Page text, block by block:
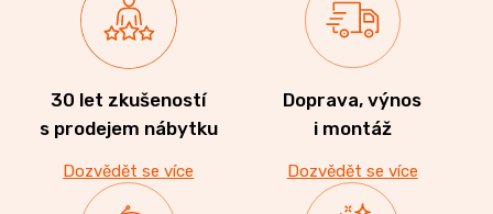
30 let zkušeností
s prodejem nábytku
Dozvědět se více
Doprava, výnos
i montáž
Dozvědět se více